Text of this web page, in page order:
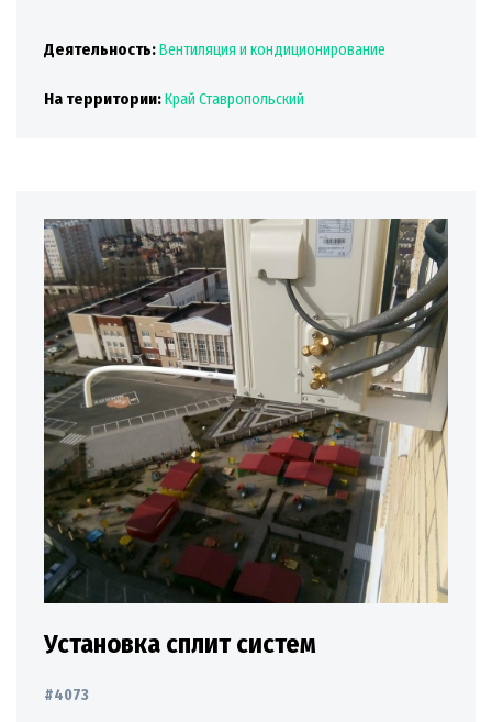
Деятельность:Вентиляция и кондиционирование
На территории:Край Ставропольский
Установка сплит систем
#4073